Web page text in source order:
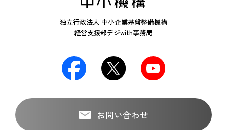
独立行政法人 中小企業基盤整備機構
経営支援部デジwith事務局
お問い合わせ